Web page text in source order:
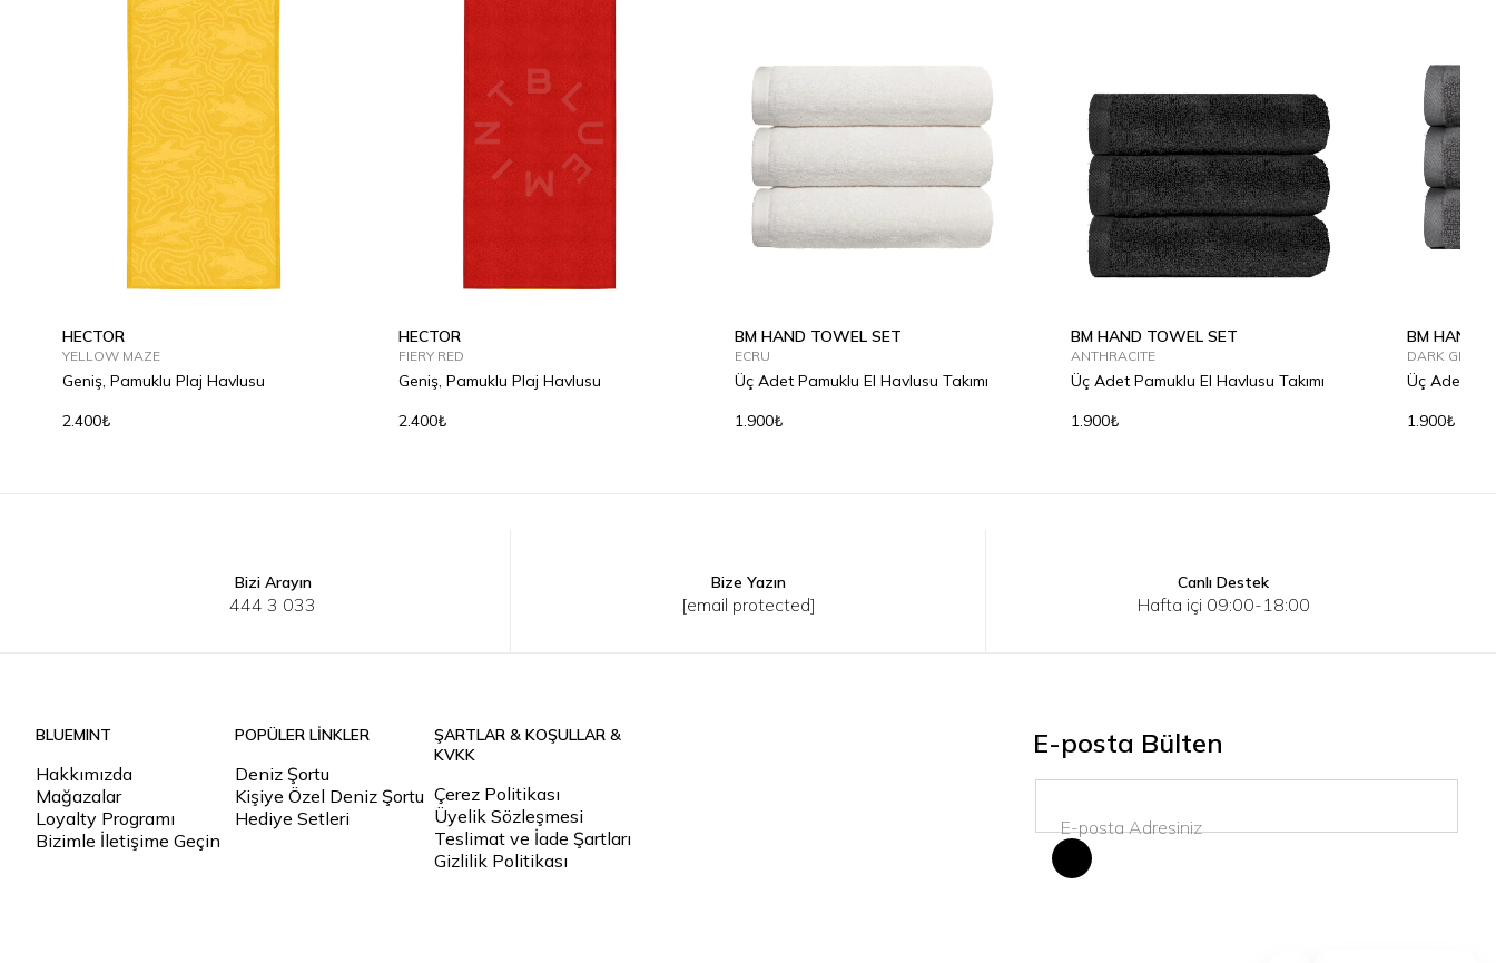
HECTOR
YELLOW MAZE
Geniş, Pamuklu Plaj Havlusu
2.400₺
HECTOR
FIERY RED
Geniş, Pamuklu Plaj Havlusu
2.400₺
BM HAND TOWEL SET
ECRU
Üç Adet Pamuklu El Havlusu Takımı
1.900₺
BM HAND TOWEL SET
ANTHRACITE
Üç Adet Pamuklu El Havlusu Takımı
1.900₺
BM HAND
DARK GREY
Üç Adet
1.900₺
Bizi Arayın
444 3 033
Bize Yazın
[email protected]
Canlı Destek
Hafta içi 09:00-18:00
BLUEMINT
Hakkımızda
Mağazalar
Loyalty Programı
Bizimle İletişime Geçin
POPÜLER LİNKLER
Deniz Şortu
Kişiye Özel Deniz Şortu
Hediye Setleri
ŞARTLAR & KOŞULLAR &
KVKK
Çerez Politikası
Üyelik Sözleşmesi
Teslimat ve İade Şartları
Gizlilik Politikası
E-posta Bülten